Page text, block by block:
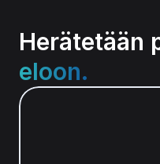
Herätetään
eloon.